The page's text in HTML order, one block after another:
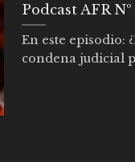
Podcast AFR
En este episodio:
condena judicial